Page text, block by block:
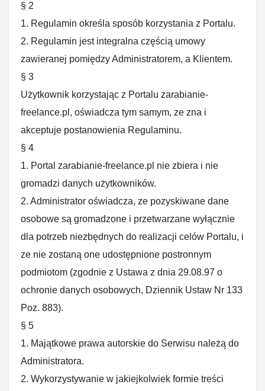
§ 2
1. Regulamin określa sposób korzystania z Portalu.
2. Regulamin jest integralna częścią umowy
zawieranej pomiędzy Administratorem, a Klientem.
§ 3
Użytkownik korzystając z Portalu zarabianie-
freelance.pl, oświadcza tym samym, ze zna i
akceptuje postanowienia Regulaminu.
§ 4
1. Portal zarabianie-freelance.pl nie zbiera i nie
gromadzi danych użytkowników.
2. Administrator oświadcza, ze pozyskiwane dane
osobowe są gromadzone i przetwarzane wyłącznie
dla potrzeb niezbędnych do realizacji celów Portalu, i
ze nie zostaną one udostępnione postronnym
podmiotom (zgodnie z Ustawa z dnia 29.08.97 o
ochronie danych osobowych, Dziennik Ustaw Nr 133
Poz. 883).
§ 5
1. Majątkowe prawa autorskie do Serwisu należą do
Administratora.
2. Wykorzystywanie w jakiejkolwiek formie treści